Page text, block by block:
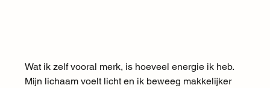
Wat ik zelf vooral merk, is hoeveel energie ik heb.
Mijn lichaam voelt licht en ik beweeg makkelijker